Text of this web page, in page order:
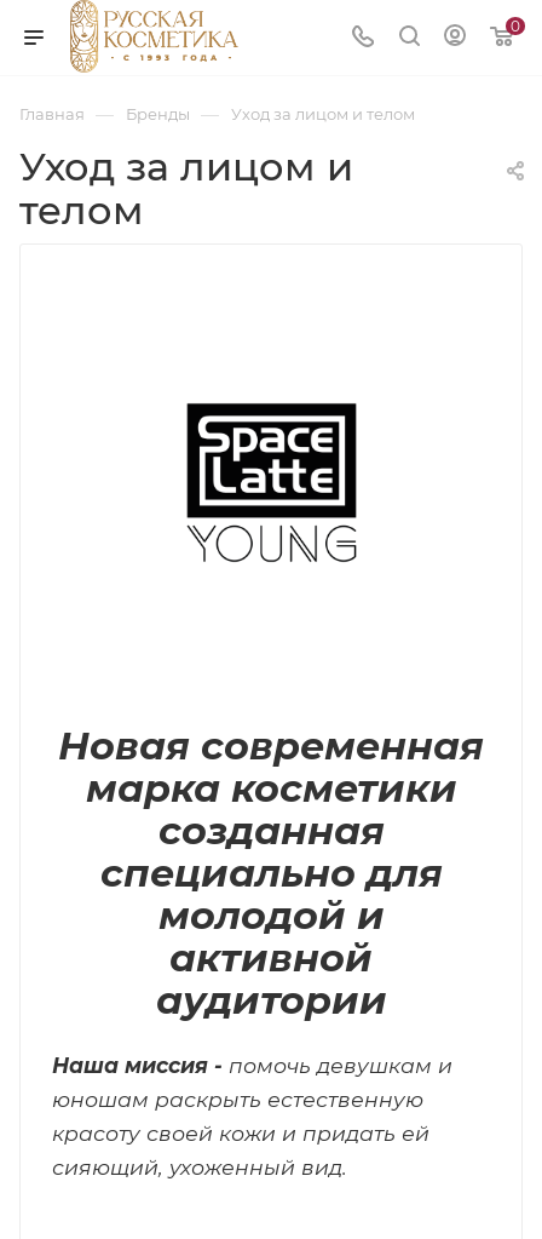
0
Главная — Бренды — Уход за лицом и телом
Уход за лицом и
телом
Новая современная
марка косметики
созданная
специально для
молодой и
активной
аудитории
Наша миссия - помочь девушкам и
юношам раскрыть естественную
красоту своей кожи и придать ей
сияющий, ухоженный вид.